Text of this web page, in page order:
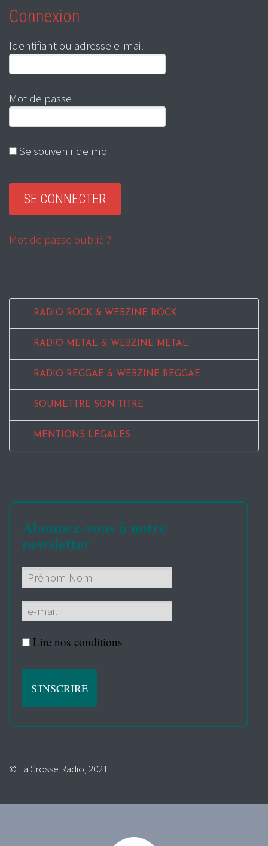
Connexion
Identifiant ou adresse e-mail
Mot de passe
Se souvenir de moi
Mot de passe oublié ?
RADIO ROCK & WEBZINE ROCK
RADIO METAL & WEBZINE METAL
RADIO REGGAE & WEBZINE REGGAE
SOUMETTRE SON TITRE
MENTIONS LEGALES
Abonnez-vous à notre
newsletter
Lire nos conditions
© La Grosse Radio, 2021